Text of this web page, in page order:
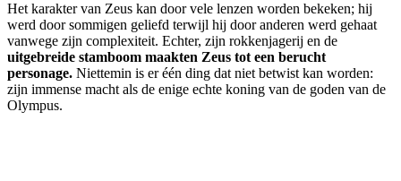
Het karakter van Zeus kan door vele lenzen worden bekeken; hij
werd door sommigen geliefd terwijl hij door anderen werd gehaat
vanwege zijn complexiteit. Echter, zijn rokkenjagerij en de
uitgebreide stamboom maakten Zeus tot een berucht
personage. Niettemin is er één ding dat niet betwist kan worden:
zijn immense macht als de enige echte koning van de goden van de
Olympus.